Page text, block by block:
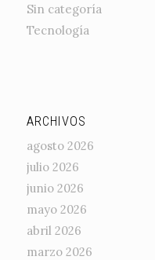
Sin categoría
Tecnología
ARCHIVOS
agosto 2026
julio 2026
junio 2026
mayo 2026
abril 2026
marzo 2026